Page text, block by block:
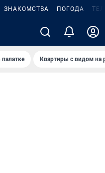
ЗНАКОМСТВА ПОГОДА
Квартиры с видом на